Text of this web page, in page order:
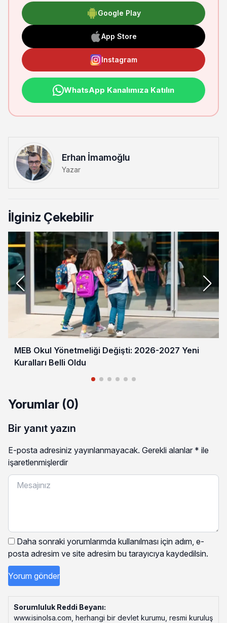
Google Play
App Store
Instagram
WhatsApp Kanalımıza Katılın
Erhan İmamoğlu
Yazar
İlginiz Çekebilir
MEB Okul Yönetmeliği Değişti: 2026-2027 Yeni
Kuralları Belli Oldu
Yorumlar (0)
Bir yanıt yazın
E-posta adresiniz yayınlanmayacak. Gerekli alanlar * ile
işaretlenmişlerdir
Daha sonraki yorumlarımda kullanılması için adım, e-
posta adresim ve site adresim bu tarayıcıya kaydedilsin.
Sorumluluk Reddi Beyanı:
www.isinolsa.com, herhangi bir devlet kurumu, resmi kuruluş